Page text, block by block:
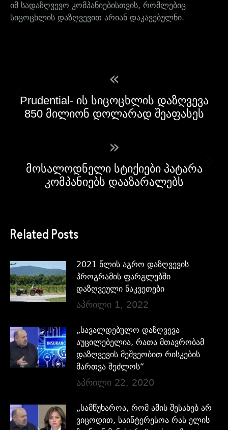
იმ სადაზღვევო კომპანიებისთვის, რომლებიც
სიცოცხლის დაზღვევით არიან დაკავებულნი.
«
Prudential- ის სიცოცხლის დაზღვევა
850 მილიონ დოლარად შეაფასეს
»
მოსალოდნელი სტიქიები პატარა
კომპანიებს დააზარალებს
Related Posts
2021 წლის აგრო დაზღვევის
პროგრამის ფარგლებში
დაზღვეული ნაკვეთები
აპრილი 1, 2022
„სავალდებულო დაზღვევა
აუცილებელია, რათა მთავრობამ
დაზღვევის მეშვეობით რისკების
მართვა შეძლოს“
აპრილი 22, 2020
„სამწუხაროა, რომ ამის შესახებ არ
ვიცოდით, საინტერესოა რას ელის